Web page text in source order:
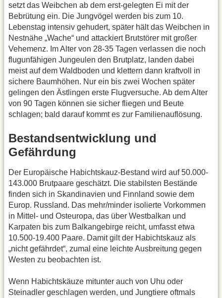
setzt das Weibchen ab dem erst-gelegten Ei mit der
Bebrütung ein. Die Jungvögel werden bis zum 10.
Lebenstag intensiv gehudert, später hält das Weibchen in
Nestnähe „Wache“ und attackiert Brutstörer mit großer
Vehemenz. Im Alter von 28-35 Tagen verlassen die noch
flugunfähigen Jungeulen den Brutplatz, landen dabei
meist auf dem Waldboden und klettern dann kraftvoll in
sichere Baumhöhen. Nur ein bis zwei Wochen später
gelingen den Ästlingen erste Flugversuche. Ab dem Alter
von 90 Tagen können sie sicher fliegen und Beute
schlagen; bald darauf kommt es zur Familienauflösung.
Bestandsentwicklung und
Gefährdung
Der Europäische Habichtskauz-Bestand wird auf 50.000-
143.000 Brutpaare geschätzt. Die stabilsten Bestände
finden sich in Skandinavien und Finnland sowie dem
Europ. Russland. Das mehr/minder isolierte Vorkommen
in Mittel- und Osteuropa, das über Westbalkan und
Karpaten bis zum Balkangebirge reicht, umfasst etwa
10.500-19.400 Paare. Damit gilt der Habichtskauz als
„nicht gefährdet“, zumal eine leichte Ausbreitung gegen
Westen zu beobachten ist.
Wenn Habichtskäuze mitunter auch von Uhu oder
Steinadler geschlagen werden, und Jungtiere oftmals